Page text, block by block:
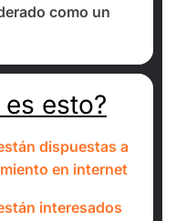
como un
esto?
dispuestas a
en internet
interesados